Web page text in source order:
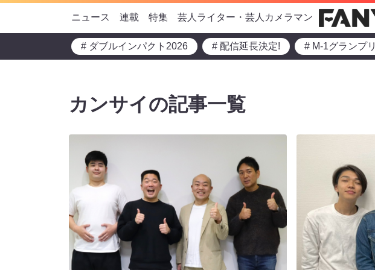
ニュース 連載 特集 芸人ライター・芸人カメラマン
# ダブルインパクト2026 # 配信延長決定! # M-1グランプリ
カンサイの記事一覧